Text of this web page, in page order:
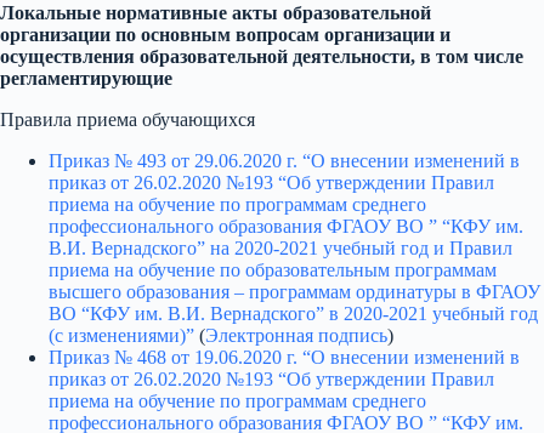
Локальные нормативные акты образовательной
организации по основным вопросам организации и
осуществления образовательной деятельности, в том числе
регламентирующие
Правила приема обучающихся
Приказ № 493 от 29.06.2020 г. “О внесении изменений в
приказ от 26.02.2020 №193 “Об утверждении Правил
приема на обучение по программам среднего
профессионального образования ФГАОУ ВО ” “КФУ им.
В.И. Вернадского” на 2020-2021 учебный год и Правил
приема на обучение по образовательным программам
высшего образования – программам ординатуры в ФГАОУ
ВО “КФУ им. В.И. Вернадского” в 2020-2021 учебный год
(с изменениями)” (Электронная подпись)
Приказ № 468 от 19.06.2020 г. “О внесении изменений в
приказ от 26.02.2020 №193 “Об утверждении Правил
приема на обучение по программам среднего
профессионального образования ФГАОУ ВО ” “КФУ им.